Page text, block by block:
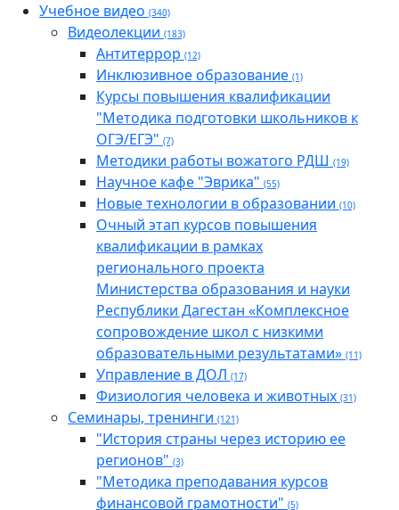
Учебное видео (340)
Видеолекции (183)
Антитеррор (12)
Инклюзивное образование (1)
Курсы повышения квалификации
"Методика подготовки школьников к
ОГЭ/ЕГЭ" (7)
Методики работы вожатого РДШ (19)
Научное кафе "Эврика" (55)
Новые технологии в образовании (10)
Очный этап курсов повышения
квалификации в рамках
регионального проекта
Министерства образования и науки
Республики Дагестан «Комплексное
сопровождение школ с низкими
образовательными результатами» (11)
Управление в ДОЛ (17)
Физиология человека и животных (31)
Семинары, тренинги (121)
"История страны через историю ее
регионов" (3)
"Методика преподавания курсов
финансовой грамотности" (5)